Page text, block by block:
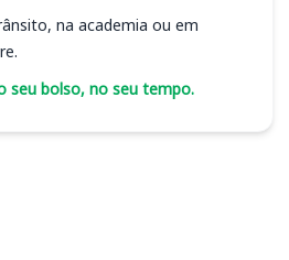
na academia ou em
seu bolso, no seu tempo.